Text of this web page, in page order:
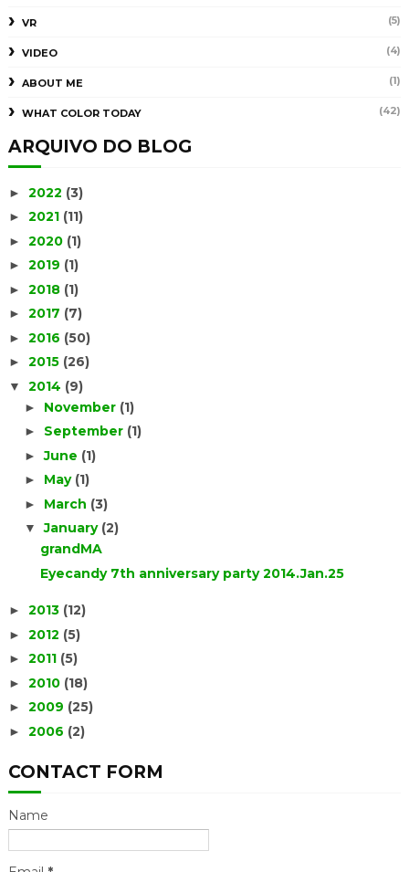
VR (5)
VIDEO (4)
ABOUT ME (1)
WHAT COLOR TODAY (42)
ARQUIVO DO BLOG
► 2022 (3)
► 2021 (11)
► 2020 (1)
► 2019 (1)
► 2018 (1)
► 2017 (7)
► 2016 (50)
► 2015 (26)
▼ 2014 (9)
► November (1)
► September (1)
►June (1)
► May (1)
► March (3)
▼January (2)
grandMA
Eyecandy 7th anniversary party 2014.Jan.25
► 2013 (12)
► 2012 (5)
► 2011 (5)
► 2010 (18)
► 2009 (25)
► 2006 (2)
CONTACT FORM
Name